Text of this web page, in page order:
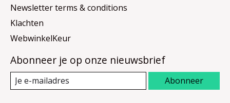
Newsletter terms & conditions
Klachten
WebwinkelKeur
Abonneer je op onze nieuwsbrief
Abonneer